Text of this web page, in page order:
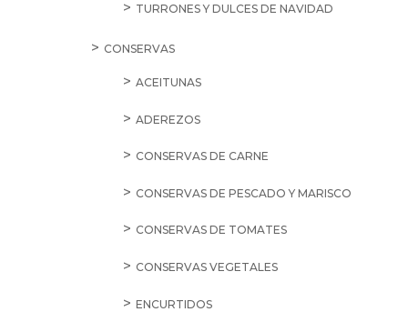
TURRONES Y DULCES DE NAVIDAD
CONSERVAS
ACEITUNAS
ADEREZOS
CONSERVAS DE CARNE
CONSERVAS DE PESCADO Y MARISCO
CONSERVAS DE TOMATES
CONSERVAS VEGETALES
ENCURTIDOS